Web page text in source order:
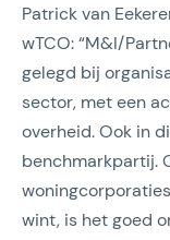
Patrick van
wTCO: “M&I/
gelegd bij
sector, met een
overheid. Ook in
benchmarkpartij.
wint, is het goed